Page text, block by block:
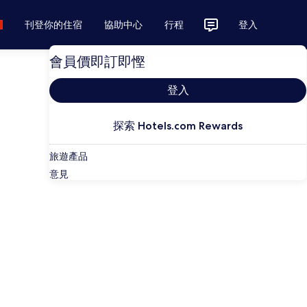
刊登你的住宿 協助中心 行程 登入
會員價即訂即慳
登入
探索 Hotels.com Rewards
旅遊產品
意見